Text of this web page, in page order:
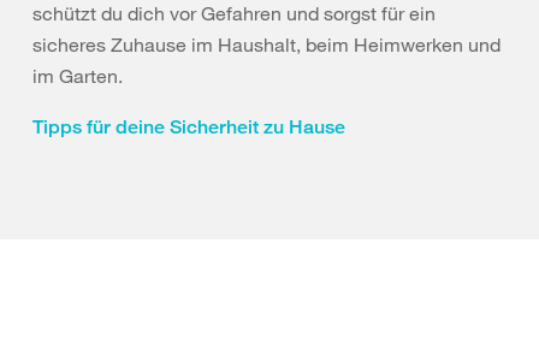
schützt du dich vor Gefahren und sorgst für ein
sicheres Zuhause im Haushalt, beim Heimwerken und
im Garten.
Tipps für deine Sicherheit zu Hause